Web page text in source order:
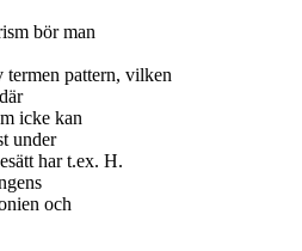
bör man
pattern, vilken
icke kan
under
har t.ex. H.
och